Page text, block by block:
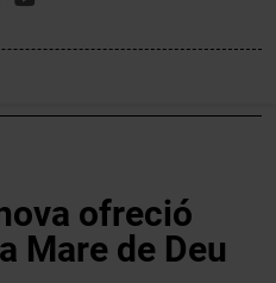
ofreció
Mare de Deu